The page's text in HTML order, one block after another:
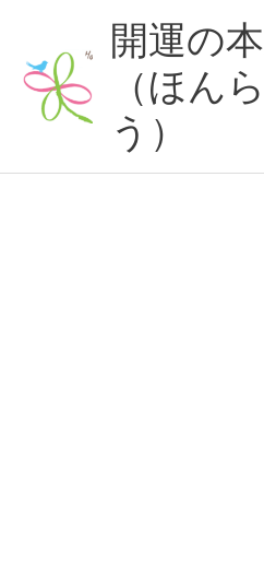
ッ
開運の
（ほん
う）